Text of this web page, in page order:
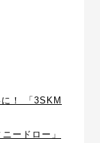
！ 「3SKM
ードロー」